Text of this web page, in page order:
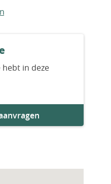
in deze